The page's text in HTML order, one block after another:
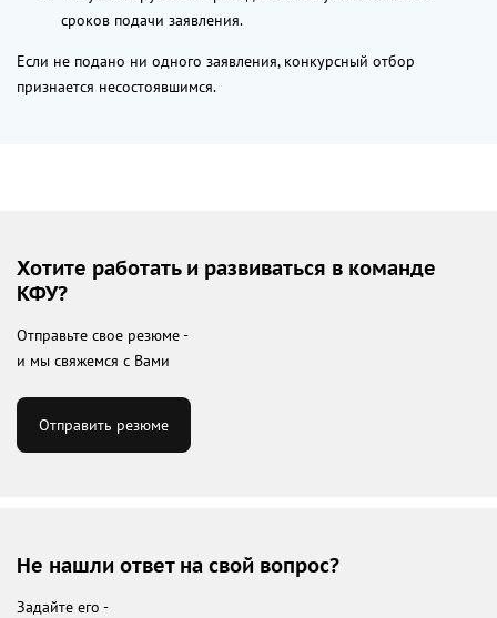
сроков подачи заявления.
Если не подано ни одного заявления, конкурсный отбор
признается несостоявшимся.
Хотите работать и развиваться в команде
КФУ?
Отправьте свое резюме -
и мы свяжемся с Вами
Отправить резюме
Не нашли ответ на свой вопрос?
Задайте его -